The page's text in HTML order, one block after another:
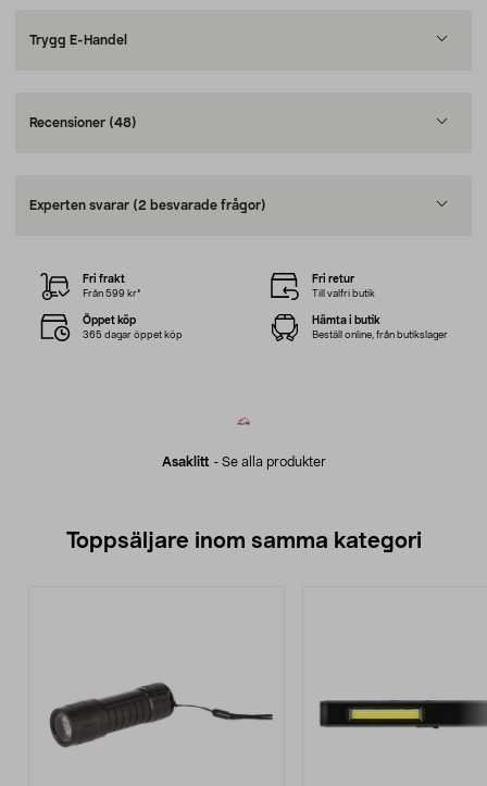
Trygg E-Handel
Recensioner (48)
Experten svarar (2 besvarade frågor)
Asaklitt - Se alla produkter
Fri frakt
Från 599 kr*
Fri retur
Till valfri butik
Öppet köp
365 dagar öppet köp
Hämta i butik
Beställ online, från butikslager
Toppsäljare inom samma kategori